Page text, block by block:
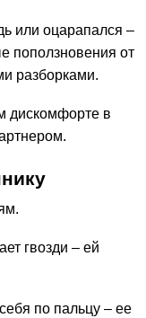
или оцарапался –
поползновения от
разборками.
дискомфорте в
гвозди – ей
по пальцу – ее